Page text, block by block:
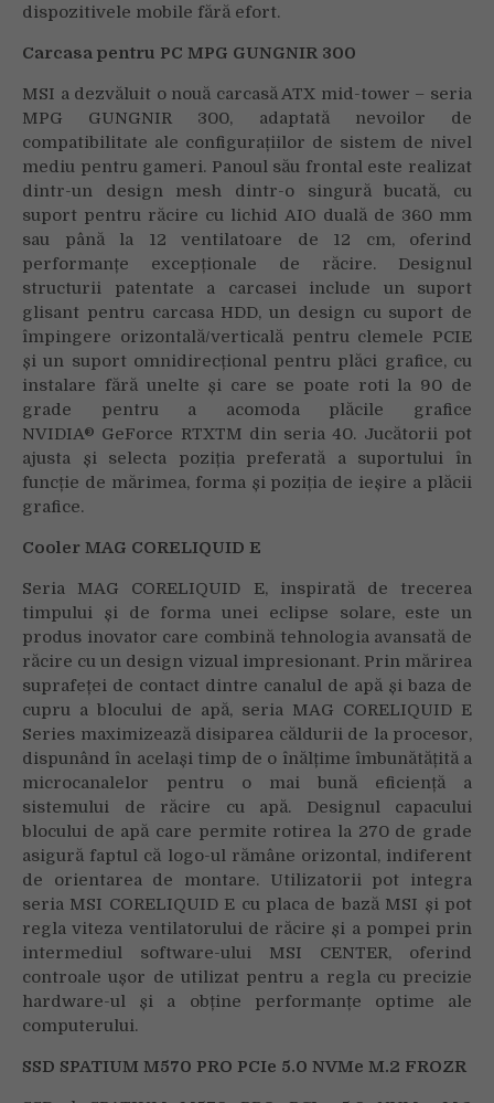
dispozitivele mobile fără efort.
Carcasa pentru PC MPG GUNGNIR 300
MSI a dezvăluit o nouă carcasă ATX mid-tower – seria
MPG GUNGNIR 300, adaptată nevoilor de
compatibilitate ale configurațiilor de sistem de nivel
mediu pentru gameri. Panoul său frontal este realizat
dintr-un design mesh dintr-o singură bucată, cu
suport pentru răcire cu lichid AIO duală de 360 mm
sau până la 12 ventilatoare de 12 cm, oferind
performanțe excepționale de răcire. Designul
structurii patentate a carcasei include un suport
glisant pentru carcasa HDD, un design cu suport de
împingere orizontală/verticală pentru clemele PCIE
și un suport omnidirecțional pentru plăci grafice, cu
instalare fără unelte și care se poate roti la 90 de
grade pentru a acomoda plăcile grafice
NVIDIA® GeForce RTXTM din seria 40. Jucătorii pot
ajusta și selecta poziția preferată a suportului în
funcție de mărimea, forma și poziția de ieșire a plăcii
grafice.
Cooler MAG CORELIQUID E
Seria MAG CORELIQUID E, inspirată de trecerea
timpului și de forma unei eclipse solare, este un
produs inovator care combină tehnologia avansată de
răcire cu un design vizual impresionant. Prin mărirea
suprafeței de contact dintre canalul de apă și baza de
cupru a blocului de apă, seria MAG CORELIQUID E
Series maximizează disiparea căldurii de la procesor,
dispunând în același timp de o înălțime îmbunătățită a
microcanalelor pentru o mai bună eficiență a
sistemului de răcire cu apă. Designul capacului
blocului de apă care permite rotirea la 270 de grade
asigură faptul că logo-ul rămâne orizontal, indiferent
de orientarea de montare. Utilizatorii pot integra
seria MSI CORELIQUID E cu placa de bază MSI și pot
regla viteza ventilatorului de răcire și a pompei prin
intermediul software-ului MSI CENTER, oferind
controale ușor de utilizat pentru a regla cu precizie
hardware-ul și a obține performanțe optime ale
computerului.
SSD SPATIUM M570 PRO PCIe 5.0 NVMe M.2 FROZR
Your browser is blocking some features of this
website. Please follow the instructions at
http://support.heateor.com/browser-blocking-social-
features/to unblock these.